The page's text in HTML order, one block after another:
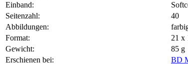
Einband:
Seitenzahl:
40
Abbildungen:
Format:
21 x
Gewicht:
85 g
Erschienen bei:
BD